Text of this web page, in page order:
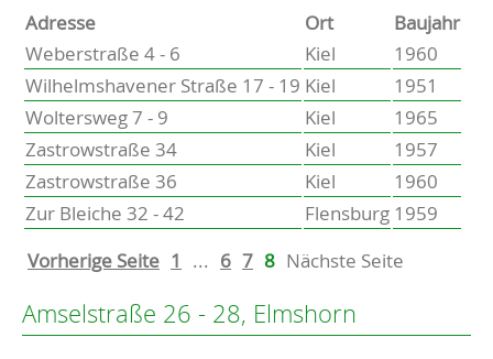
Schwentinental
Preetz
Heide
Bordesholm
Elmshorn
Adresse Ort
Baujahr
Weberstraße 4 - 6
Kiel
1960
Wilhelmshavener Straße 17 - 19 Kiel
1951
Woltersweg 7 - 9
Kiel
1965
Zastrowstraße 34
Kiel
1957
Zastrowstraße 36
Kiel
1960
Zur Bleiche 32 - 42
Flensburg 1959
Vorherige Seite 1 ... 6 7 8 Nächste Seite
Amselstraße 26 - 28, Elmshorn